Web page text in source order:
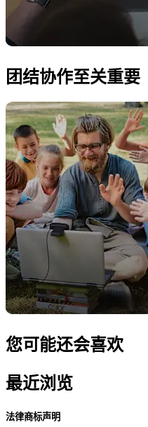
团结协作至关重要
您可能还会喜欢
最近浏览
法律商标声明